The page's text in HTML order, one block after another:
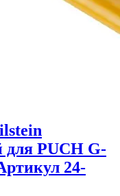
для PUCH G-
24-